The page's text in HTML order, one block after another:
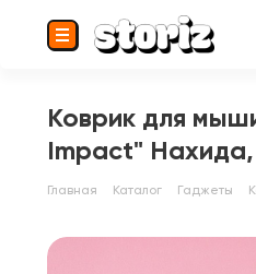
Коврик для
Impact"
Главная Каталог Гаджеты